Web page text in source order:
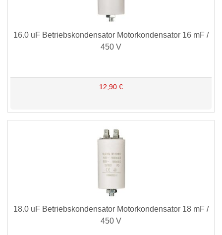
16.0 uF Betriebskondensator Motorkondensator 16 mF /
450 V
12,90 €
18.0 uF Betriebskondensator Motorkondensator 18 mF /
450 V